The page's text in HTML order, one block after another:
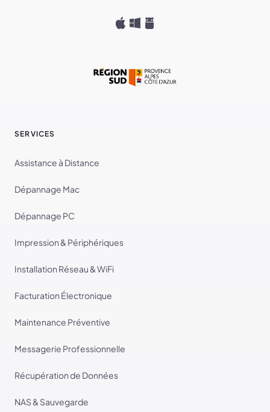
SERVICES
Assistance à Distance
Dépannage Mac
Dépannage PC
Impression & Périphériques
Installation Réseau & WiFi
Facturation Électronique
Maintenance Préventive
Messagerie Professionnelle
Récupération de Données
NAS & Sauvegarde